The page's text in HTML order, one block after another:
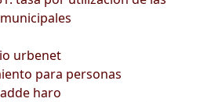
urbenet
para personas
haro